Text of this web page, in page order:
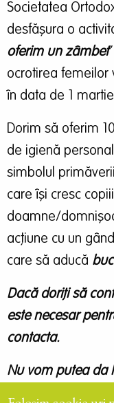
Societatea
desfăşura o
oferim un zâmbet
ocrotirea femeilor
în data de 1
Dorim să oferim
de igienă
simbolul
care îşi cresc
doamne/
acțiune cu un
care să aducă
Dacă doriţi să
este necesar
contacta.
Nu vom putea da